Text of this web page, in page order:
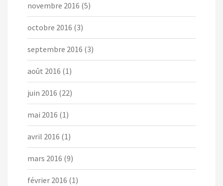
novembre 2016 (5)
octobre 2016 (3)
septembre 2016 (3)
août 2016 (1)
juin 2016 (22)
mai 2016 (1)
avril 2016 (1)
mars 2016 (9)
février 2016 (1)